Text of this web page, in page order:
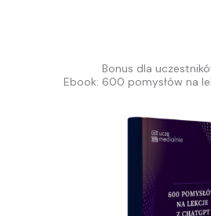
Bonus dla
Ebook: 600 pomysłów na